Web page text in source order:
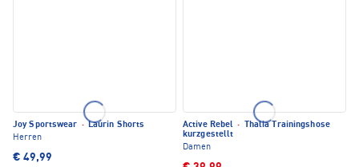
Joy Sportswear · Laurin Shorts
Herren
€ 49,99
Active Rebel ·
Thalia Trainingshose
kurzgestellt
Damen